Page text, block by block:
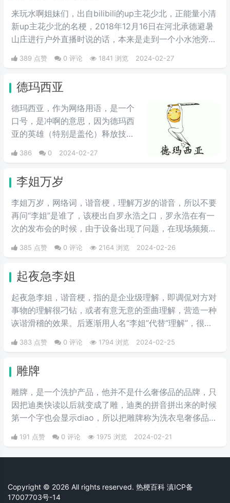
来玩水啊姐妹们，出自bilibili的up主花少北，正能量小清
新up主花少北的名梗，2018年12月16日在河北承德避暑
山庄进行户外直播时说的话，本来是走到一个小水池旁
说“来玩水啊姐妹们”，但是up在此之后滑了一跤，一摔成
名，导致此梗在他的粉丝圈里一直流传着这个梗。
389 点赞 0 评论 1841 浏览 2024-02-27
德玛西亚
德玛西亚，作为网络用语，是一个
口号，是冲啊的意思，因为德玛西
亚的英雄（特别是盖伦）释放技能
岁”。LOL玩家在开战时喜欢喊德玛
烈地光荣与自豪，且气势满满。生
活中用来表示激动、勇敢前进、誓
死守护心爱之物、犯我者虽远必诛
等心情。因为在玩家刚接触英雄联
盟时，盖伦释放大招时的那句霸气
十足的“德玛西亚”，在当时德玛西
年联盟老玩家，基本不知道啥意
386 0 2024-02-27
李姐万岁
李姐万岁，网络词，谐音梗，理解万岁的谐音，所以不要
再问“李姐”是谁了，该梗出自罗永浩之口，罗永浩在有一
次的发布会的时候，由于设备出现了问题，在现场频频出
错，满头大汗的罗永浩不断地说【李姐万岁】来缓解尴
尬，然后被一些锤子的粉丝疯狂传播。疯狂复读，每每出
可以说相当沙雕了，哈哈哈哈哈哈哈哈哈。
385 点赞 0 评论 2164 浏览 2024-02-26
起夜急李姐
起夜急李姐，谐音梗，指的是企业级理解，即调侃对方对
事物的理解很刁钻，或者有意无意的歪曲理解，营造一种
诙谐滑稽的效果。后逐渐用人名“李姐”代替“理解”，很有
383 点赞 0 评论 1794 浏览 2024-02-25
雕牌
雕牌，是一个洗护产品，他并不是什么奢侈品的品牌，只
因把迪奥快读以后就变成了雕，迪奥的拼音拼出来的时候
第一个字也会显示diao，所以把雕牌称为洗衣皂奢侈品品
牌，Dior一直是华贵和高雅的代名词，这是恶搞的叫法，
因为迪奥的拼音diao和雕相同，另外也讽刺迪奥的衣服越
做越丑和雕一样丑。
191 点赞 0 评论 1975 浏览 2024-02-21
Copyright © 2026 All rights reserved. 热梗百科 滇ICP备
17007703号-14